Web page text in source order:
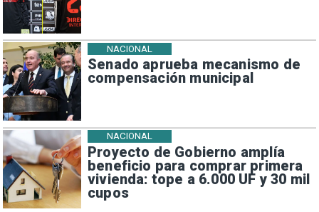
Senado aprueba mecanismo de
compensación municipal
NACIONAL
Proyecto de Gobierno amplía
beneficio para comprar primera
vivienda: tope a 6.000 UF y 30 mil
cupos
NACIONAL